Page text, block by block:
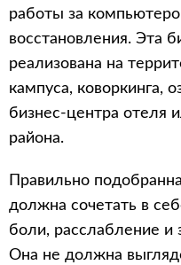
работы за
восстановления. Эта
реализована на
кампуса, коворкинга,
бизнес-центра отеля
района.
Правильно
должна сочетать в
боли, расслабление и
Она не должна